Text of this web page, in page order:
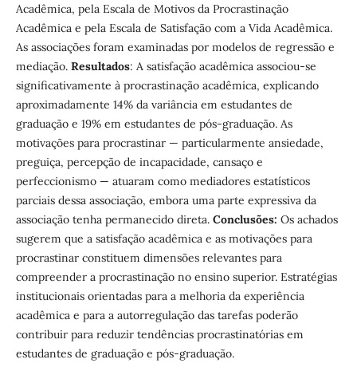
Acadêmica, pela Escala de Motivos da Procrastinação
Acadêmica e pela Escala de Satisfação com a Vida Acadêmica.
As associações foram examinadas por modelos de regressão e
mediação. Resultados: A satisfação acadêmica associou-se
significativamente à procrastinação acadêmica, explicando
aproximadamente 14% da variância em estudantes de
graduação e 19% em estudantes de pós-graduação. As
motivações para procrastinar — particularmente ansiedade,
preguiça, percepção de incapacidade, cansaço e
perfeccionismo — atuaram como mediadores estatísticos
parciais dessa associação, embora uma parte expressiva da
associação tenha permanecido direta. Conclusões: Os achados
sugerem que a satisfação acadêmica e as motivações para
procrastinar constituem dimensões relevantes para
compreender a procrastinação no ensino superior. Estratégias
institucionais orientadas para a melhoria da experiência
acadêmica e para a autorregulação das tarefas poderão
contribuir para reduzir tendências procrastinatórias em
estudantes de graduação e pós-graduação.